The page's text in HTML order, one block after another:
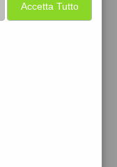
i
Accetta Tutto